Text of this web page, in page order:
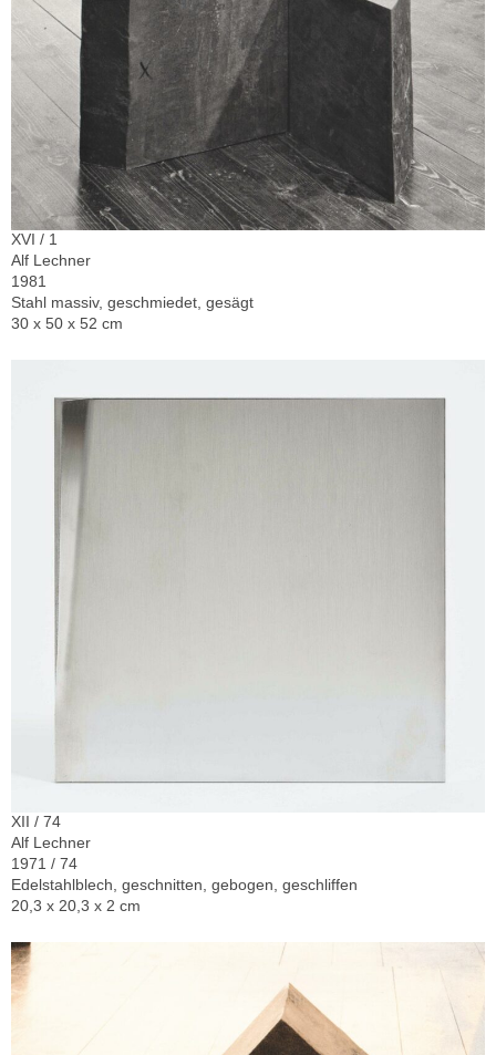
XVI / 1
Alf Lechner
1981
Stahl massiv, geschmiedet, gesägt
30 x 50 x 52 cm
XII / 74
Alf Lechner
1971 / 74
Edelstahlblech, geschnitten, gebogen, geschliffen
20,3 x 20,3 x 2 cm